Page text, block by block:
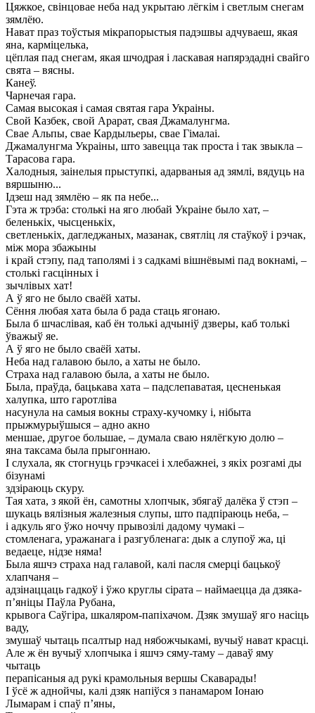
Цяжкое, свінцовае неба над укрытаю лёгкім і светлым снегам
зямлёю.
Нават праз тоўстыя мікрапорыстыя падэшвы адчуваеш, якая
яна, карміцелька,
цёплая пад снегам, якая шчодрая і ласкавая напярэдадні свайго
свята – вясны.
Канеў.
Чарнечая гара.
Самая высокая і самая святая гара Украіны.
Свой Казбек, свой Арарат, свая Джамалунгма.
Свае Альпы, свае Кардыльеры, свае Гімалаі.
Джамалунгма Украіны, што завецца так проста і так звыкла –
Тарасова гара.
Халодныя, заінелыя прыступкі, адарваныя ад зямлі, вядуць на
вяршыню...
Ідзеш над зямлёю – як па небе...
Гэта ж трэба: столькі на яго любай Украіне было хат, –
беленькіх, чысценькіх,
светленькіх, дагледжаных, мазанак, святліц ля стаўкоў і рэчак,
між мора збажыны
і край стэпу, пад таполямі і з садкамі вішнёвымі пад вокнамі, –
столькі гасцінных і
зычлівых хат!
А ў яго не было сваёй хаты.
Сёння любая хата была б рада стаць ягонаю.
Была б шчаслівая, каб ён толькі адчыніў дзверы, каб толькі
ўважыў яе.
А ў яго не было сваёй хаты.
Неба над галавою было, а хаты не было.
Страха над галавою была, а хаты не было.
Была, праўда, бацькава хата – падслепаватая, цесненькая
халупка, што гаротліва
насунула на самыя вокны страху-кучомку і, нібыта
прыжмурыўшыся – адно акно
меншае, другое большае, – думала сваю нялёгкую долю –
яна таксама была прыгоннаю.
I слухала, як стогнуць грэчкасеі і хлебажнеі, з якіх розгамі ды
бізунамі
здзіраюць скуру.
Тая хата, з якой ён, самотны хлопчык, збягаў далёка ў стэп –
шукаць вялізныя жалезныя слупы, што падпіраюць неба, –
і адкуль яго ўжо ноччу прывозілі дадому чумакі –
стомленага, уражанага і разгубленага: дык а слупоў жа, ці
ведаеце, нідзе няма!
Была яшчэ страха над галавой, калі пасля смерці бацькоў
хлапчаня –
адзінаццаць гадкоў і ўжо круглы сірата – наймаецца да дзяка-
п’яніцы Паўла Рубана,
крывога Саўгіра, шкаляром-папіхачом. Дзяк змушаў яго насіць
ваду,
змушаў чытаць псалтыр над нябожчыкамі, вучыў нават красці.
Але ж ён вучыў хлопчыка і яшчэ сяму-таму – даваў яму
чытаць
перапісаныя ад рукі крамольныя вершы Скаварады!
I ўсё ж аднойчы, калі дзяк напіўся з панамаром Іонаю
Лымарам і спаў п’яны,